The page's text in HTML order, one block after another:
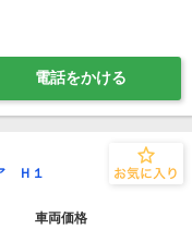
電話をかける
Ｈ１
車両価格